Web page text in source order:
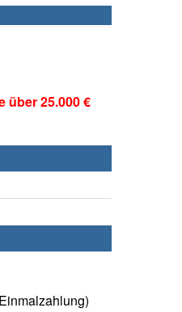
über 25.000 €